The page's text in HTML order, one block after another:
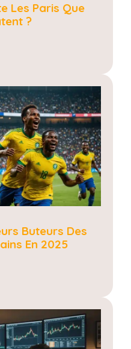
Les Paris Que
?
Buteurs Des
En 2025